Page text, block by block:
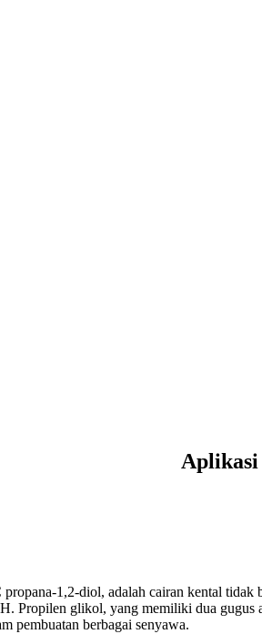
1,2-diol, adalah cairan kental tidak
Propilen glikol, yang memiliki dua gugus
pembuatan berbagai senyawa.